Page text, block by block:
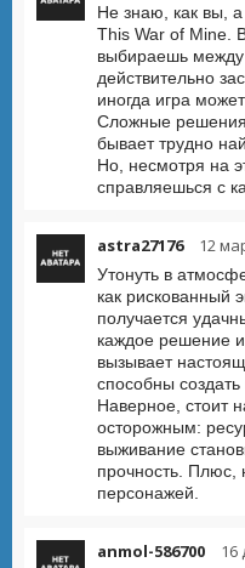
Не знаю, как вы,
This War of Mine.
выбираешь
действительно
иногда игра
Сложные решения
бывает трудно
Но, несмотря на
справляешься с
astra27176 12
Утонуть в
как рискованный
получается
каждое решение
вызывает
способны
Наверное, стоит
осторожным:
выживание
прочность. Плюс,
персонажей.
anmol-586700 16